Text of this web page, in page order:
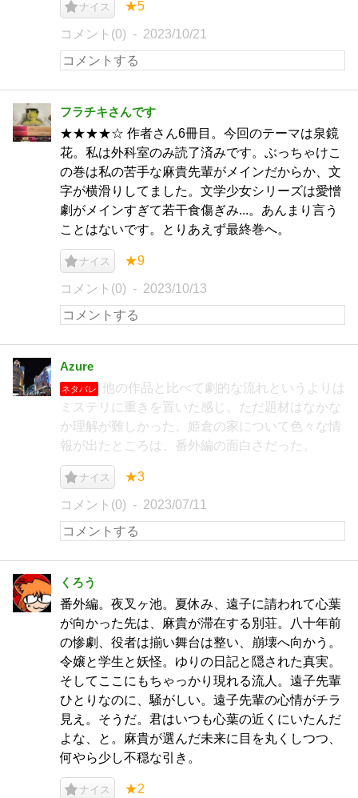
ナイス ★5
コメント(0) 2023/10/21
フラチキさんです
★★★★☆ 作者さん6冊目。今回のテーマは泉鏡
花。私は外科室のみ読了済みです。ぶっちゃけこ
の巻は私の苦手な麻貴先輩がメインだからか、文
字が横滑りしてました。文学少女シリーズは愛憎
劇がメインすぎて若干食傷ぎみ...。あんまり言う
ことはないです。とりあえず最終巻へ。
ナイス ★9
コメント(0) 2023/10/13
Azure
ネタバレ
他の作品と比べて劇的な流れというよりは
ミステリに重きを置いた感じ。ただ題材はなかな
か理解が難しかった。姫倉の家について色々な情
報が出たところは、番外編の面白さだった。
ナイス ★3
コメント(0) 2023/07/11
くろう
番外編。夜叉ヶ池。夏休み、遠子に請われて心葉
が向かった先は、麻貴が滞在する別荘。八十年前
の惨劇、役者は揃い舞台は整い、崩壊へ向かう。
令嬢と学生と妖怪。ゆりの日記と隠された真実。
そしてここにもちゃっかり現れる流人。遠子先輩
ひとりなのに、騒がしい。遠子先輩の心情がチラ
見え。そうだ。君はいつも心葉の近くにいたんだ
よな、と。麻貴が選んだ未来に目を丸くしつつ、
何やら少し不穏な引き。
ナイス ★2